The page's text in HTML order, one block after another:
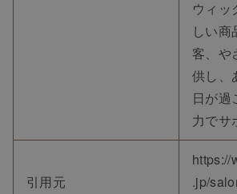
ウィッ
しい商
客、や
供し、
日が過
力でサ
引用元
https://
.jp/